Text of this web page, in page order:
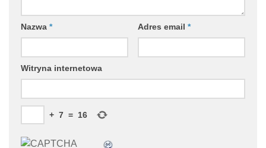
Nazwa * Adres email *
Witryna internetowa
+ 7 = 16